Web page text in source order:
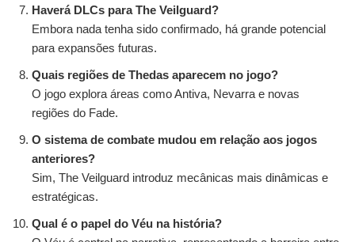
Haverá DLCs para The Veilguard?
Embora nada tenha sido confirmado, há grande potencial
para expansões futuras.
Quais regiões de Thedas aparecem no jogo?
O jogo explora áreas como Antiva, Nevarra e novas
regiões do Fade.
O sistema de combate mudou em relação aos jogos
anteriores?
Sim, The Veilguard introduz mecânicas mais dinâmicas e
estratégicas.
Qual é o papel do Véu na história?